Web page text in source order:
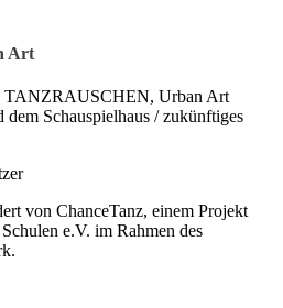
Art
TANZRAUSCHEN, Urban Art
Schauspielhaus / zukünftiges
von ChanceTanz, einem Projekt
e.V. im Rahmen des